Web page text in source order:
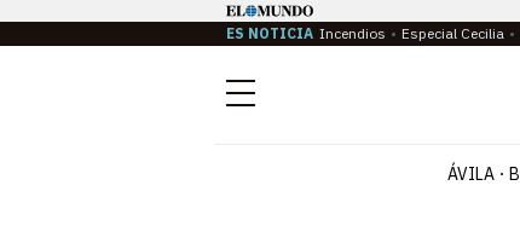
ES NOTICIA Incendios Especial Cecilia
Menú
ÁVILA